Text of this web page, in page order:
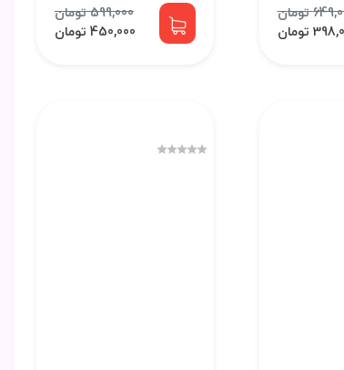
تومان
تومان
599,000 تومان
450,000 تومان